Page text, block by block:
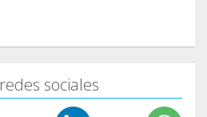
sociales